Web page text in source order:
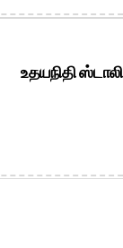
உதயநிதி